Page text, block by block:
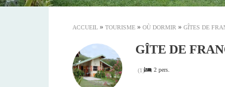
ACCUEIL » TOURISME » OÙ DORMIR » GÎTES DE
GÎTE DE
(1) 2 pers.